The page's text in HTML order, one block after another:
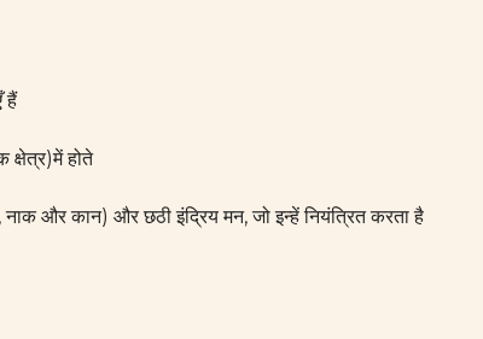
हैं
क्षेत्र)में होते
, नाक और कान) और छठी इंद्रिय मन, जो इन्हें नियंत्रित करता है